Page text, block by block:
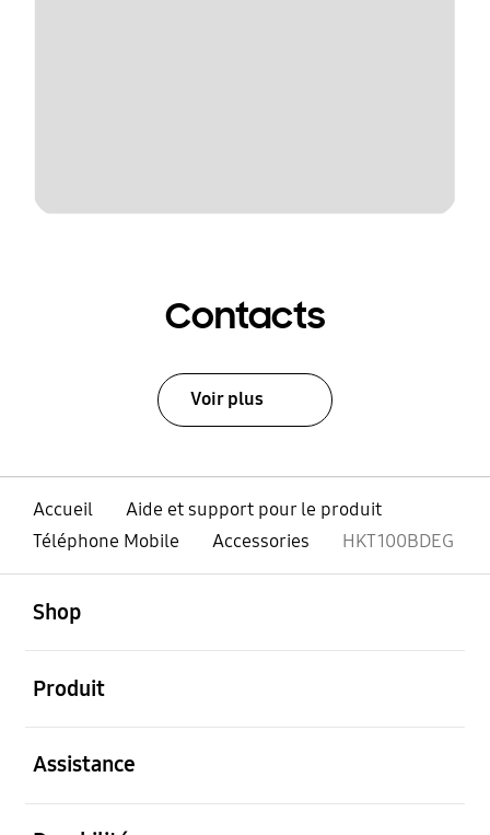
Contacts
Voir plus
Accueil
Aide et support pour le produit
Téléphone Mobile
Accessories HKT100BDEG
Shop
Produit
Assistance